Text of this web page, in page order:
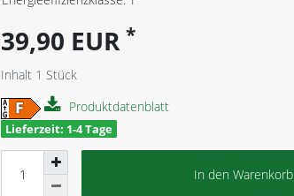
39,90 EUR *
Inhalt 1 Stück
Produktdatenblatt
Lieferzeit: 1-4 Tage
In den Warenkorb